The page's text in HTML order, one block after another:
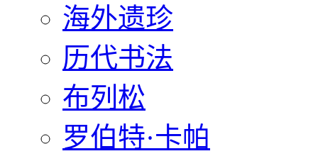
海外遗珍
历代书法
布列松
罗伯特·卡帕